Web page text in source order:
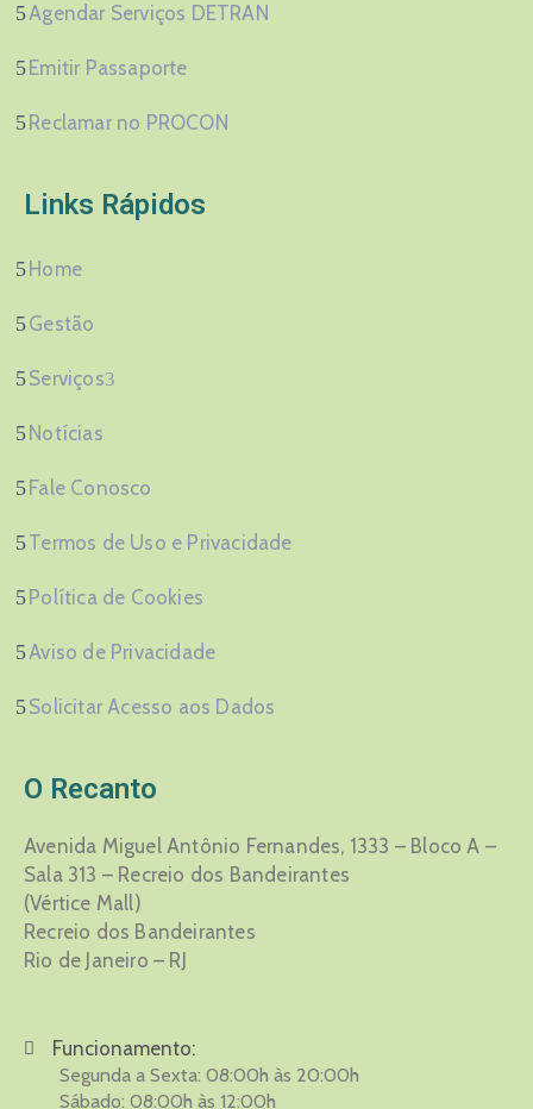
Agendar Serviços DETRAN
Emitir Passaporte
Reclamar no PROCON
Links Rápidos
Home
Gestão
Serviços
Notícias
Fale Conosco
Termos de Uso e Privacidade
Política de Cookies
Aviso de Privacidade
Solicitar Acesso aos Dados
O Recanto
Avenida Miguel Antônio Fernandes, 1333 – Bloco A –
Sala 313 – Recreio dos Bandeirantes
(Vértice Mall)
Recreio dos Bandeirantes
Rio de Janeiro – RJ
Funcionamento:
Segunda a Sexta: 08:00h às 20:00h
Sábado: 08:00h às 12:00h